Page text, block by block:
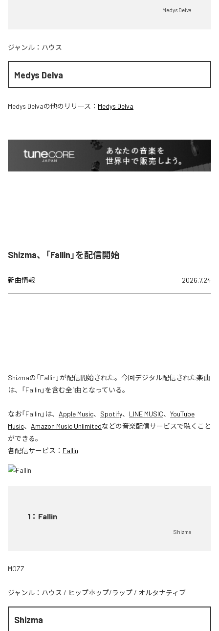
Medys Delva
ジャンル： ハウス
Medys Delva
Medys Delvaの他のリリース： Medys Delva
Shizma、「Fallin」を配信開始
新曲情報 2026.7.24
Shizmaの「Fallin」が配信開始された。今回デジタル配信された楽曲
は、「Fallin」を含む全1曲となっている。
なお「Fallin 」は、 Apple Music、 Spotify、 LINE MUSIC、 YouTube
Music、 Amazon Music Unlimitedなどの音楽配信サービスで聴くこと
ができる。
各配信サービス： Fallin
1 ： Fallin
Shizma
MOZZ
ジャンル： ハウス / ヒップホップ/ラップ / オルタナティブ
Shizma